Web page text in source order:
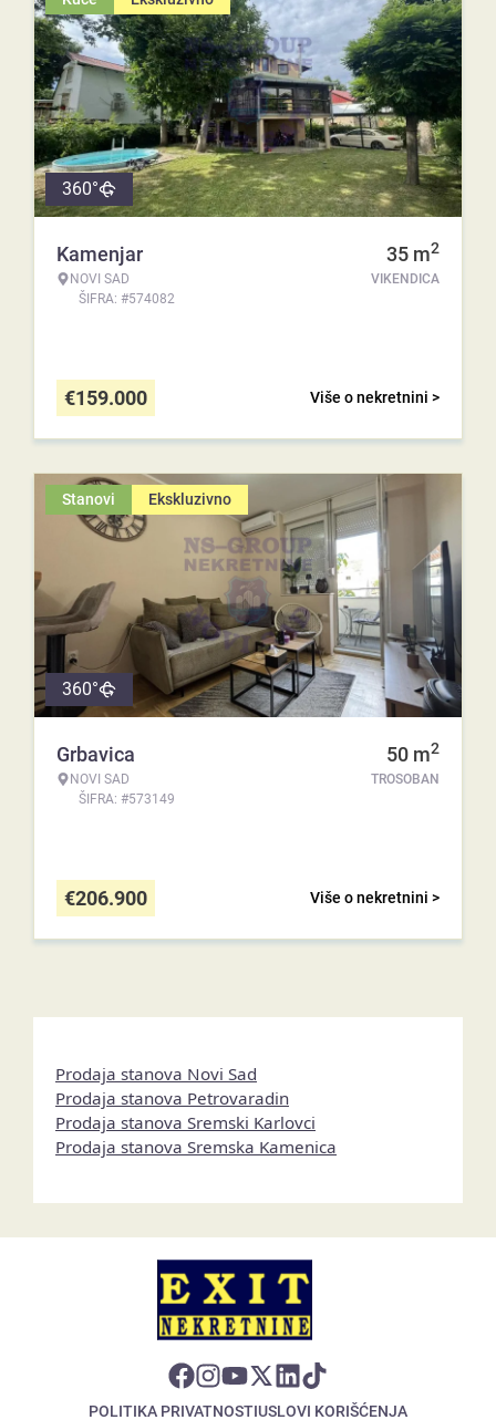
360°
Kamenjar
NOVI SAD
ŠIFRA: #574082
35 m2
VIKENDICA
Više o nekretnini >
€159.000
Stanovi Ekskluzivno
360°
Grbavica
NOVI SAD
ŠIFRA: #573149
50 m2
TROSOBAN
Više o nekretnini >
€206.900
Prodaja stanova Novi Sad
Prodaja stanova Petrovaradin
Prodaja stanova Sremski Karlovci
Prodaja stanova Sremska Kamenica
POLITIKA PRIVATNOSTIUSLOVI KORIŠĆENJA